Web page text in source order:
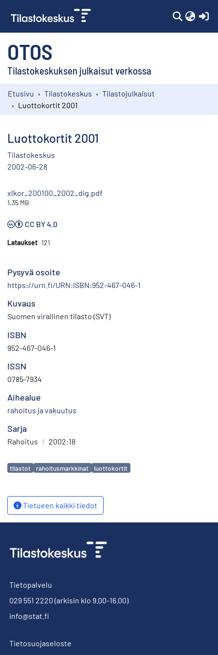
OTOS
Tilastokeskuksen julkaisut verkossa
Kokoelmat
Etusivu Tilastokeskus
Tilastojulkaisut
Luottokortit 2001
Luottokortit 2001
Tilastokeskus
2002-06-28
xlkor_200100_2002_dig.pdf
1.35 MB
CC BY 4.0
Lataukset 121
Pysyvä osoite
https://urn.fi/URN:ISBN:952-467-046-1
Kuvaus
Suomen virallinen tilasto (SVT)
ISBN
952-467-046-1
ISSN
0785-7934
Aihealue
rahoitus ja vakuutus
Sarja
Rahoitus | 2002:18
Avainsanat
tilastot rahoitusmarkkinat luottokortit
Tietueen kaikki tiedot
Tietopalvelu
029 551 2220 (arkisin klo 9.00-16.00)
info@stat.fi
Tietosuojaseloste